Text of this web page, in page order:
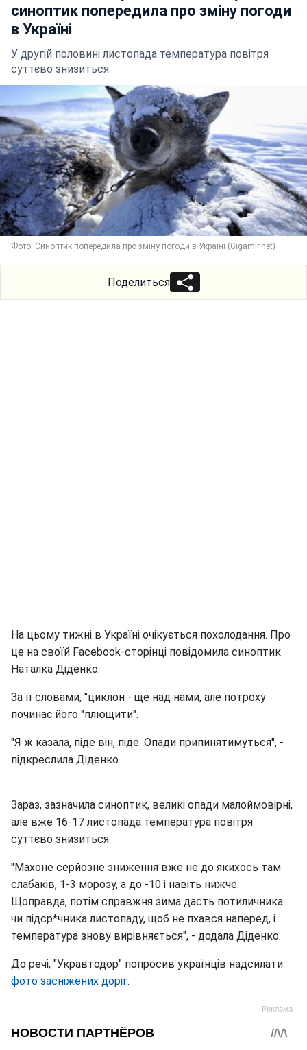
синоптик попередила про зміну погоди
в Україні
У другій половині листопада температура повітря
суттєво знизиться
Фото: Синоптик попередила про зміну погоди в Україні (Gigamir.net)
Поделиться
На цьому тижні в Україні очікується похолодання. Про
це на своїй Facebook-сторінці повідомила синоптик
Наталка Діденко.
За її словами, "циклон - ще над нами, але потроху
починає його "плющити".
"Я ж казала, піде він, піде. Опади припинятимуться", -
підкреслила Діденко.
Зараз, зазначила синоптик, великі опади малоймовірні,
але вже 16-17 листопада температура повітря
суттєво знизиться.
"Махоне серйозне зниження вже не до якихось там
слабаків, 1-3 морозу, а до -10 і навіть нижче.
Щоправда, потім справжня зима дасть потиличника
чи підср*чника листопаду, щоб не пхався наперед, і
температура знову вирівняється", - додала Діденко.
До речі, "Укравтодор" попросив українців надсилати
фото засніжених доріг.